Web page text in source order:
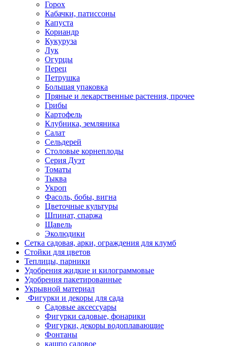
Горох
Кабачки, патиссоны
Капуста
Кориандр
Кукуруза
Лук
Огурцы
Перец
Петрушка
Большая упаковка
Пряные и лекарственные растения, прочее
Грибы
Картофель
Клубника, земляника
Салат
Сельдерей
Столовые корнеплоды
Серия Дуэт
Томаты
Тыква
Укроп
Фасоль, бобы, вигна
Цветочные культуры
Шпинат, спаржа
Щавель
Эколюдики
Сетка садовая, арки, ограждения для клумб
Стойки для цветов
Теплицы, парники
Удобрения жидкие и килограммовые
Удобрения пакетированные
Укрывной материал
Фигурки и декоры для сада
Садовые аксессуары
Фигурки садовые, фонарики
Фигурки, декоры водоплавающие
Фонтаны
кашпо садовое